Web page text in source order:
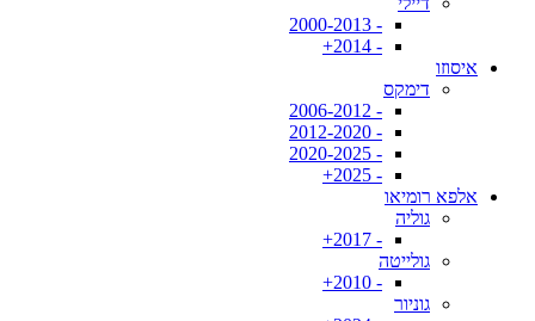
- 2000-2013
- 2014+
איסוזו
דימקס
- 2006-2012
- 2012-2020
- 2020-2025
- 2025+
אלפא רומיאו
גוליה
- 2017+
גולייטה
- 2010+
גוניור